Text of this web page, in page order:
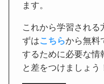
ます。
これから学習される
ずはこちらから無料
するために必要な情
と差をつけましょう